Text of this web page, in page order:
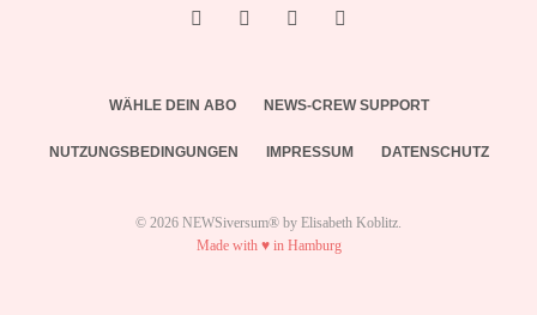
WÄHLE DEIN ABO NEWS-CREW SUPPORT
NUTZUNGSBEDINGUNGEN IMPRESSUM DATENSCHUTZ
© 2026 NEWSiversum® by Elisabeth Koblitz.
Made with ♥ in Hamburg